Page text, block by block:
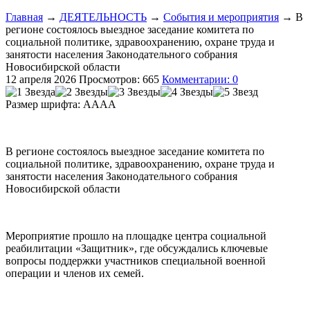
Главная → ДЕЯТЕЛЬНОСТЬ → События и мероприятия → В
регионе состоялось выездное заседание комитета по
социальной политике, здравоохранению, охране труда и
занятости населения Законодательного собрания
Новосибирской области
12 апреля 2026 Просмотров: 665 Комментарии: 0
Размер шрифта: AAAA
В регионе состоялось выездное заседание комитета по
социальной политике, здравоохранению, охране труда и
занятости населения Законодательного собрания
Новосибирской области
Мероприятие прошло на площадке центра социальной
реабилитации «Защитник», где обсуждались ключевые
вопросы поддержки участников специальной военной
операции и членов их семей.